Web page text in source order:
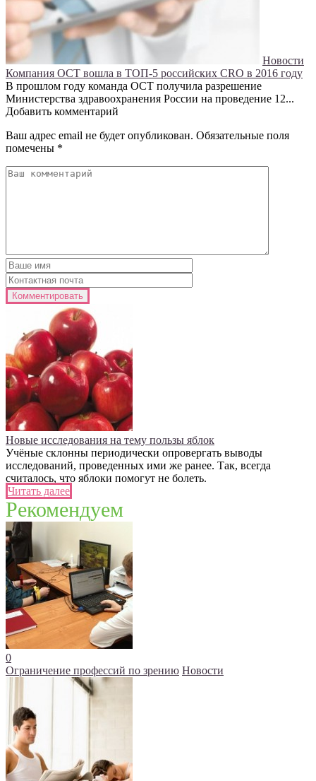
Новости
Компания ОСТ вошла в ТОП-5 российских CRO в 2016 году
В прошлом году команда ОСТ получила разрешение
Министерства здравоохранения России на проведение 12...
Добавить комментарий
Ваш адрес email не будет опубликован. Обязательные поля
помечены *
Новые исследования на тему пользы яблок
Учёные склонны периодически опровергать выводы
исследований, проведенных ими же ранее. Так, всегда
считалось, что яблоки помогут не болеть.
Читать далее
Рекомендуем
0
Ограничение профессий по зрению Новости